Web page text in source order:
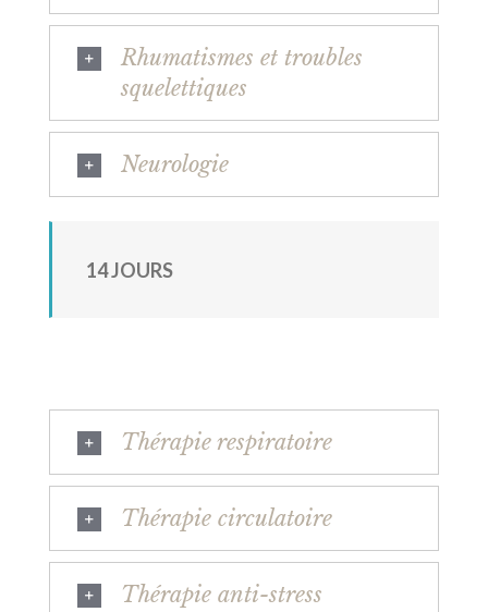
Rhumatismes et troubles
squelettiques
Neurologie
14 JOURS
Thérapie respiratoire
Thérapie circulatoire
Thérapie anti-stress